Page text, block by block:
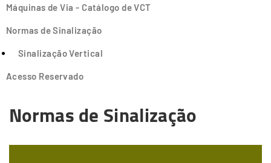
Máquinas de Via - Catálogo de VCT
Normas de Sinalização
Sinalização Vertical
Acesso Reservado
Normas de Sinalização